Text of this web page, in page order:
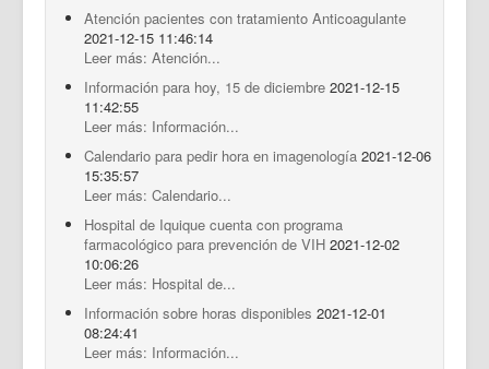
Atención pacientes con tratamiento Anticoagulante
2021-12-15 11:46:14
Leer más: Atención...
Información para hoy, 15 de diciembre 2021-12-15
11:42:55
Leer más: Información...
Calendario para pedir hora en imagenología 2021-12-06
15:35:57
Leer más: Calendario...
Hospital de Iquique cuenta con programa
farmacológico para prevención de VIH 2021-12-02
10:06:26
Leer más: Hospital de...
Información sobre horas disponibles 2021-12-01
08:24:41
Leer más: Información...